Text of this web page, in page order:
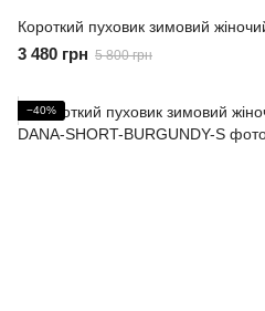
Короткий пуховик зимовий
3 480 грн 5 800 грн
−40%